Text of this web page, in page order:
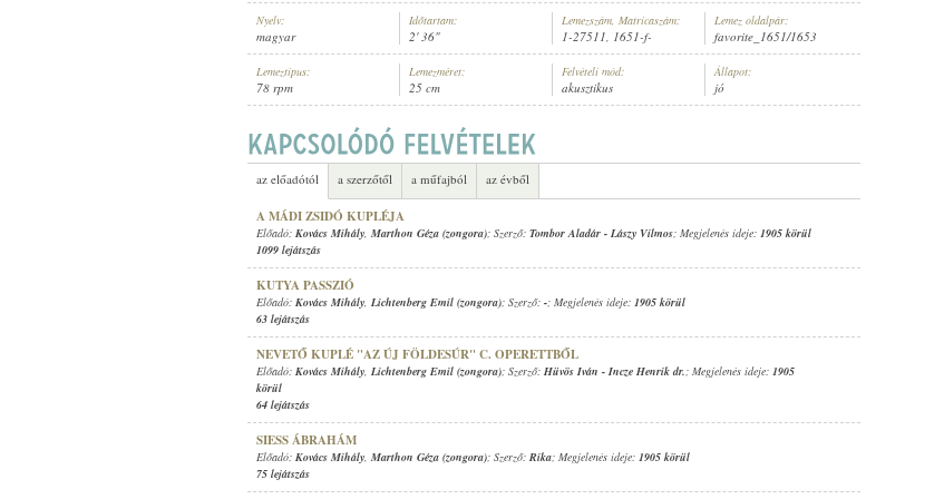
KOVÁCS MIHÁLY ISMERETLEN ZENÉSZ (ZONGORA)
Nyelv:
magyar
Időtartam:
2' 36"
Lemezszám, Matricaszám:
1-27511, 1651-f-
Lemez oldalpár:
favorite_1651/1653
Lemeztípus:
78 rpm
Lemezméret:
25 cm
Felvételi mód:
akusztikus
Állapot:
jó
az előadótól a szerzőtől a műfajból az évből
A MÁDI ZSIDÓ KUPLÉJA
Előadó: Kovács Mihály, Marthon Géza (zongora); Szerző: Tombor Aladár - Lászy Vilmos; Megjelenés ideje: 1905 körül
1099 lejátszás
KUTYA PASSZIÓ
Előadó: Kovács Mihály, Lichtenberg Emil (zongora); Szerző: -; Megjelenés ideje: 1905 körül
63 lejátszás
NEVETŐ KUPLÉ "AZ ÚJ FÖLDESÚR" C. OPERETTBŐL
Előadó: Kovács Mihály, Lichtenberg Emil (zongora); Szerző: Hüvös Iván - Incze Henrik dr.; Megjelenés ideje: 1905
körül
64 lejátszás
SIESS ÁBRAHÁM
Előadó: Kovács Mihály, Marthon Géza (zongora); Szerző: Rika; Megjelenés ideje: 1905 körül
75 lejátszás